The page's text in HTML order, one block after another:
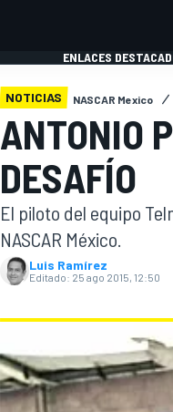
MOTOGP
ENLACES
NOTICIAS NASCAR Mexico
ANTONIO
DESAFÍO
El piloto del equipo
NASCAR México.
Luis Ramírez
Editado: 25 ago 2015, 12:50